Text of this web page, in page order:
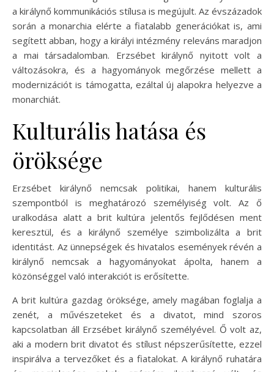
a királynő kommunikációs stílusa is megújult. Az évszázadok
során a monarchia elérte a fiatalabb generációkat is, ami
segített abban, hogy a királyi intézmény releváns maradjon
a mai társadalomban. Erzsébet királynő nyitott volt a
változásokra, és a hagyományok megőrzése mellett a
modernizációt is támogatta, ezáltal új alapokra helyezve a
monarchiát.
Kulturális hatása és
öröksége
Erzsébet királynő nemcsak politikai, hanem kulturális
szempontból is meghatározó személyiség volt. Az ő
uralkodása alatt a brit kultúra jelentős fejlődésen ment
keresztül, és a királynő személye szimbolizálta a brit
identitást. Az ünnepségek és hivatalos események révén a
királynő nemcsak a hagyományokat ápolta, hanem a
közönséggel való interakciót is erősítette.
A brit kultúra gazdag öröksége, amely magában foglalja a
zenét, a művészeteket és a divatot, mind szoros
kapcsolatban áll Erzsébet királynő személyével. Ő volt az,
aki a modern brit divatot és stílust népszerűsítette, ezzel
inspirálva a tervezőket és a fiatalokat. A királynő ruhatára